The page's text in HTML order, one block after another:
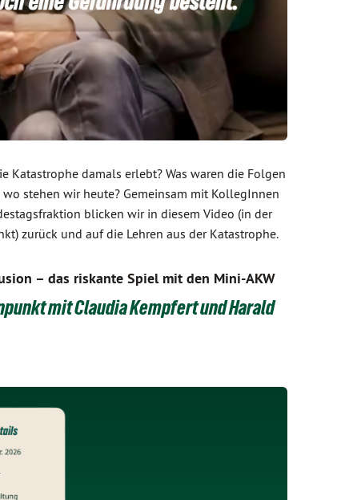
Katastrophe damals erlebt? Was waren die Folgen
stehen wir heute? Gemeinsam mit KollegInnen
blicken wir in diesem Video (in der
zurück und auf die Lehren aus der Katastrophe.
– das riskante Spiel mit den Mini-AKW
mit Claudia Kempfert und Harald